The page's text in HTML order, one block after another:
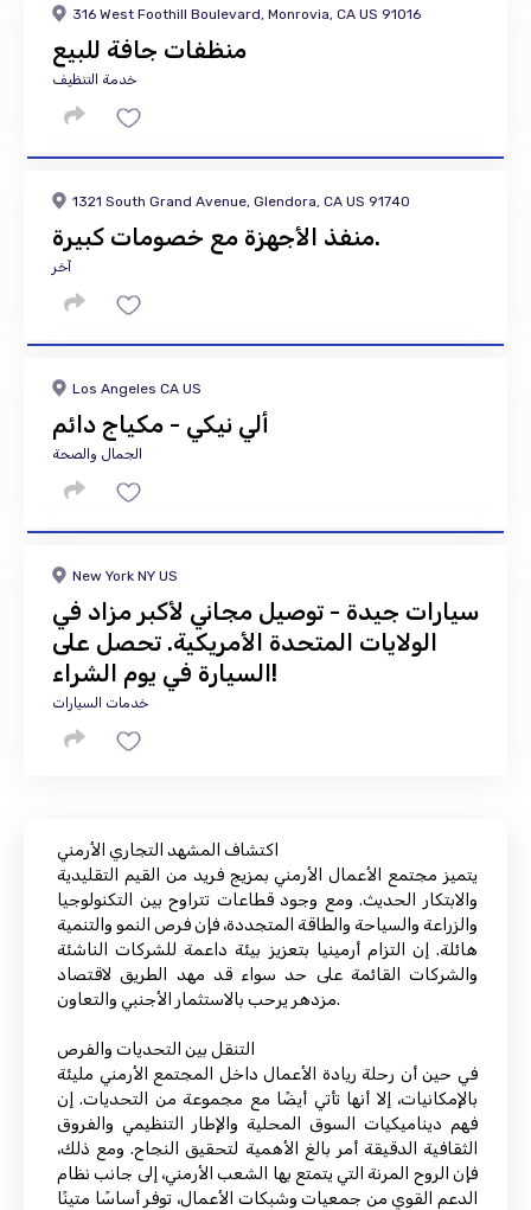
316 West Foothill Boulevard, Monrovia, CA US 91016
منظفات جافة للبيع
خدمة التنظيف
1321 South Grand Avenue, Glendora, CA US 91740
منفذ الأجهزة مع خصومات كبيرة.
آخر
Los Angeles CA US
ألي نيكي - مكياج دائم
الجمال والصحة
New York NY US
سيارات جيدة - توصيل مجاني لأكبر مزاد في
الولايات المتحدة الأمريكية. تحصل على
السيارة في يوم الشراء!
خدمات السيارات
اكتشاف المشهد التجاري الأرمني
يتميز مجتمع الأعمال الأرمني بمزيج فريد من القيم التقليدية
والابتكار الحديث. ومع وجود قطاعات تتراوح بين التكنولوجيا
والزراعة والسياحة والطاقة المتجددة، فإن فرص النمو والتنمية
هائلة. إن التزام أرمينيا بتعزيز بيئة داعمة للشركات الناشئة
والشركات القائمة على حد سواء قد مهد الطريق لاقتصاد
مزدهر يرحب بالاستثمار الأجنبي والتعاون.
التنقل بين التحديات والفرص
في حين أن رحلة ريادة الأعمال داخل المجتمع الأرمني مليئة
بالإمكانيات، إلا أنها تأتي أيضًا مع مجموعة من التحديات. إن
فهم ديناميكيات السوق المحلية والإطار التنظيمي والفروق
الثقافية الدقيقة أمر بالغ الأهمية لتحقيق النجاح. ومع ذلك،
فإن الروح المرنة التي يتمتع بها الشعب الأرمني، إلى جانب نظام
الدعم القوي من جمعيات وشبكات الأعمال، توفر أساسًا متينًا